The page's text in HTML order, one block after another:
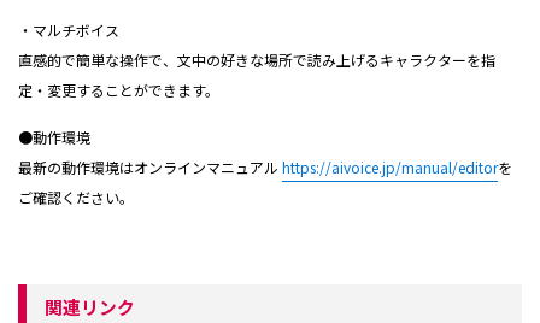
・マルチボイス
直感的で簡単な操作で、文中の好きな場所で読み上げるキャラクターを指
定・変更することができます。
●動作環境
最新の動作環境はオンラインマニュアル https://aivoice.jp/manual/editorを
ご確認ください。
関連リンク